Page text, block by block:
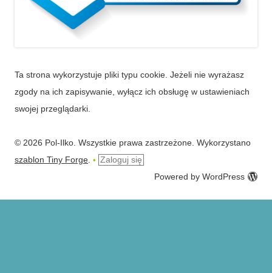
Ta strona wykorzystuje pliki typu cookie. Jeżeli nie wyrażasz
zgody na ich zapisywanie, wyłącz ich obsługę w ustawieniach
swojej przeglądarki.
© 2026 Pol-Ilko. Wszystkie prawa zastrzeżone. Wykorzystano
szablon Tiny Forge • Zaloguj się
Powered by WordPress